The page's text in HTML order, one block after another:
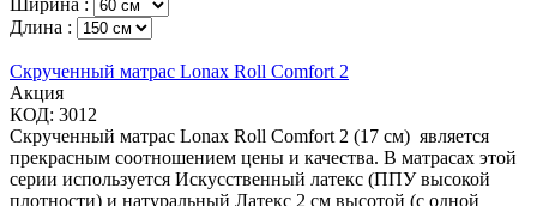
Длина :
Скрученный матрас Lonax Roll Comfort 2
Aкция
КОД: 3012
Скрученный матрас Lonax Roll Comfort 2 (17 см) является
прекрасным соотношением цены и качества. В матрасах этой
серии используется Искусственный латекс (ППУ высокой
плотности) и натуральный Латекс 2 см высотой (с одной